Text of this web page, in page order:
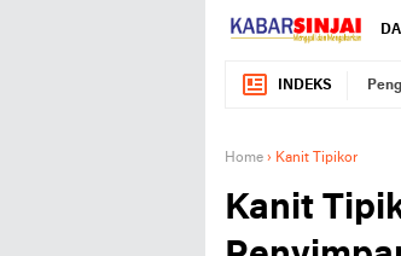
INDEKS
Home › Kanit Tipikor
Kanit